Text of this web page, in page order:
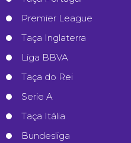
Premier League
Taça Inglaterra
Liga BBVA
Taça do Rei
Serie A
Taça Itália
Bundesliga